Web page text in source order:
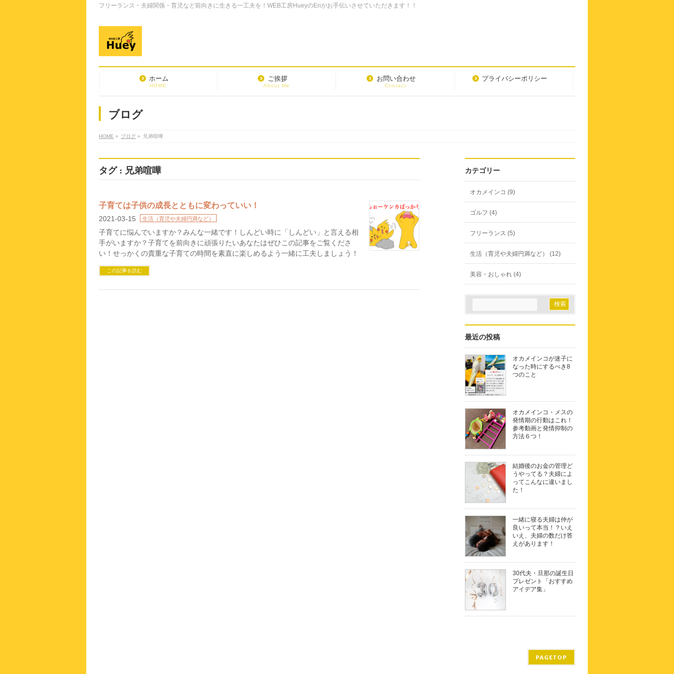
フリーランス・夫婦関係・育児など前向きに生きる一工夫を！WEB工房HueyのEriがお手伝いさせていただきます！！
ホーム
HOME
ご挨拶
About Me
お問い合わせ
Contact
プライバシーポリシー
ブログ
HOME » ブログ » 兄弟喧嘩
タグ : 兄弟喧嘩
子育ては子供の成長とともに変わっていい！
2021-03-15 生活（育児や夫婦円満など）
子育てに悩んでいますか？みんな一緒です！しんどい時に「しんどい」と言える相
手がいますか？子育てを前向きに頑張りたいあなたはぜひこの記事をご覧くださ
い！せっかくの貴重な子育ての時間を素直に楽しめるよう一緒に工夫しましょう！
この記事を読む
カテゴリー
オカメインコ (9)
ゴルフ (4)
フリーランス (5)
生活（育児や夫婦円満など） (12)
美容・おしゃれ (4)
最近の投稿
オカメインコが迷子に
なった時にするべき8
つのこと
オカメインコ・メスの
発情期の行動はこれ！
参考動画と発情抑制の
方法６つ！
結婚後のお金の管理ど
うやってる？夫婦によ
ってこんなに違いまし
た！
一緒に寝る夫婦は仲が
良いって本当！？いえ
いえ、夫婦の数だけ答
えがあります！
30代夫・旦那の誕生日
プレゼント「おすすめ
アイデア集」
PAGETOP